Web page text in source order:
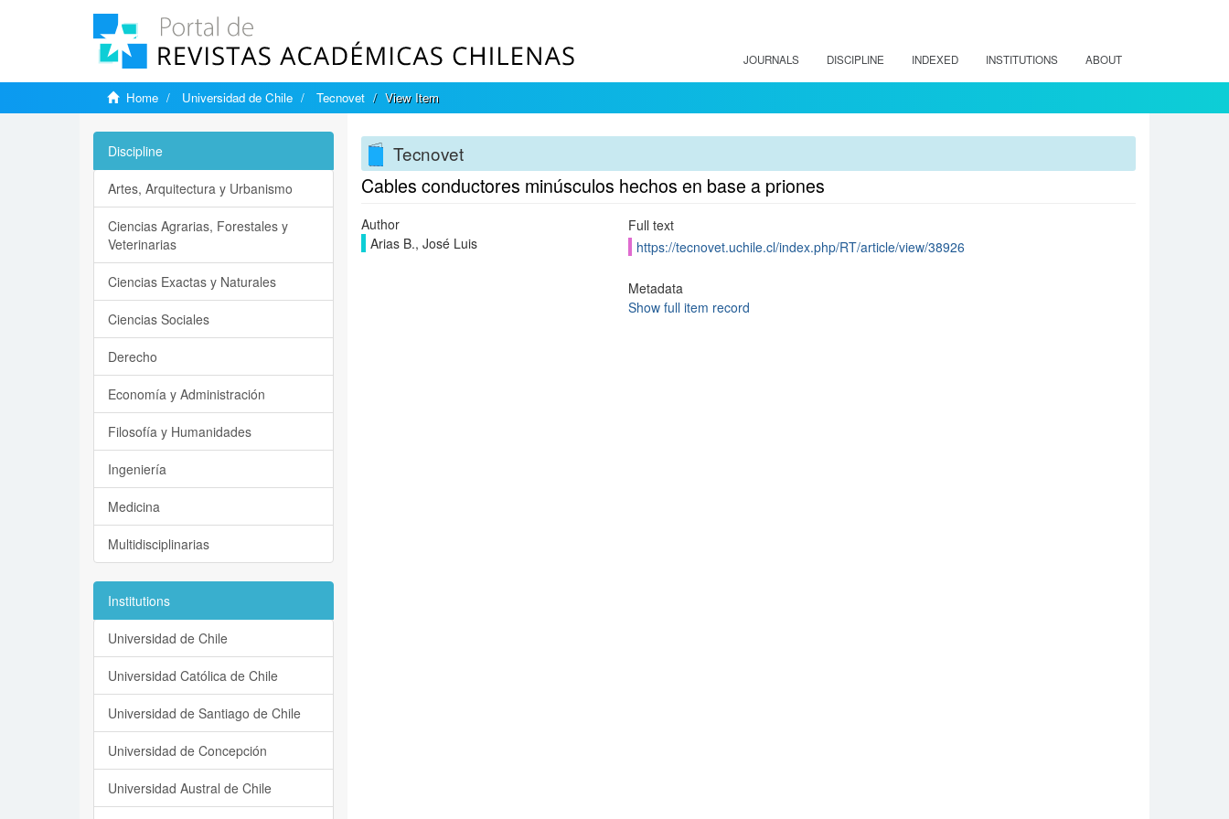
JOURNALS DISCIPLINE INDEXED INSTITUTIONS ABOUT
Home Universidad de Chile Tecnovet View Item
Tecnovet
Cables conductores minúsculos hechos en base a priones
Author
Arias B., José Luis
Full text
https://tecnovet.uchile.cl/index.php/RT/article/view/38926
Metadata
Show full item record
Discipline
Artes, Arquitectura y Urbanismo
Ciencias Agrarias, Forestales y
Veterinarias
Ciencias Exactas y Naturales
Ciencias Sociales
Derecho
Economía y Administración
Filosofía y Humanidades
Ingeniería
Medicina
Multidisciplinarias
Institutions
Universidad de Chile
Universidad Católica de Chile
Universidad de Santiago de Chile
Universidad de Concepción
Universidad Austral de Chile